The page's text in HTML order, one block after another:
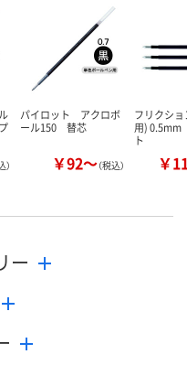
）
パイロット アクロボ
ール150 替芯
￥92～（税込）
フリクシ
用)
ト
￥
ー